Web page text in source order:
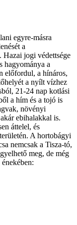
egyre-másra
a
jogi védettsége
hagyománya a
előfordul, a hínáros,
a nyílt vízhez
21-24 nap kotlási
a hím és a tojó is
növényi
ebihalakkal is.
áttelel, és
A hortobágyi
nemcsak a Tisza-tó,
meg, de még